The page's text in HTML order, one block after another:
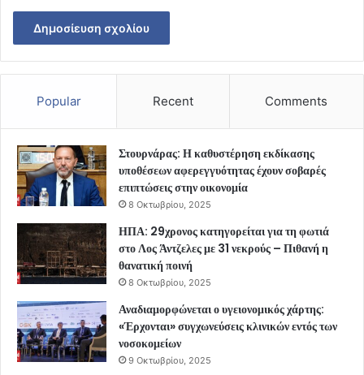
Popular Recent Comments
Στουρνάρας: Η καθυστέρηση εκδίκασης
υποθέσεων αφερεγγυότητας έχουν σοβαρές
επιπτώσεις στην οικονομία
8 Οκτωβρίου, 2025
ΗΠΑ: 29χρονος κατηγορείται για τη φωτιά
στο Λος Άντζελες με 31 νεκρούς – Πιθανή η
θανατική ποινή
8 Οκτωβρίου, 2025
Αναδιαμορφώνεται ο υγειονομικός χάρτης:
«Έρχονται» συγχωνεύσεις κλινικών εντός των
νοσοκομείων
9 Οκτωβρίου, 2025